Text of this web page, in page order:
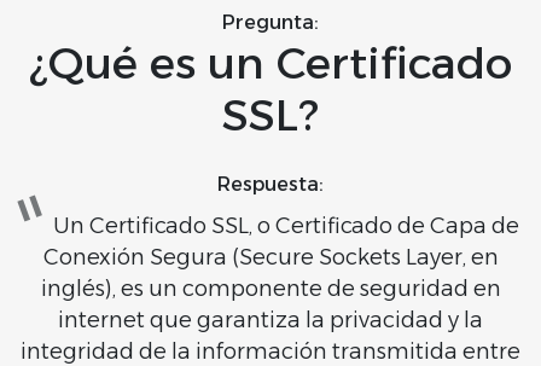
Pregunta:
¿Qué es un Certificado
SSL?
Respuesta:
Un Certificado SSL, o Certificado de Capa de
Conexión Segura (Secure Sockets Layer, en
inglés), es un componente de seguridad en
internet que garantiza la privacidad y la
integridad de la información transmitida entre